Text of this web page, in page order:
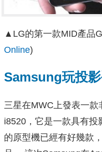
▲LG的第一款MID產品
Online)
Samsung玩投
三星在MWC上發表一
i8520，它是一款具有投
的原型機已經有好幾款